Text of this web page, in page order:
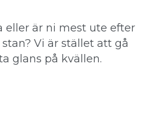
eller är ni mest ute efter
Vi är stället att gå
glans på kvällen.